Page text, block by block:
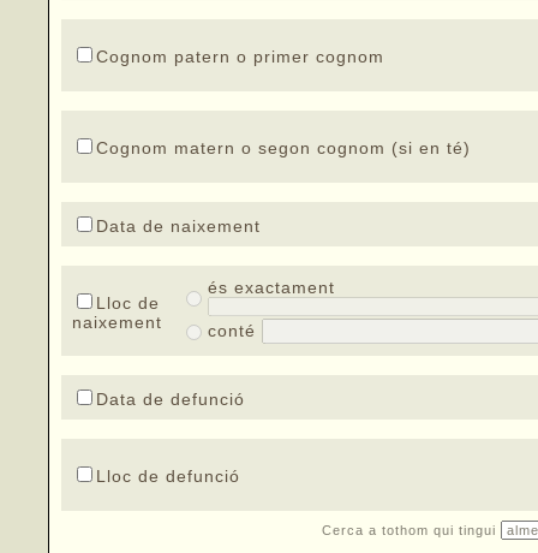
Cognom patern o primer cognom
Cognom matern o segon cognom (si en té)
Data de naixement
Lloc de
naixement
és exactament
conté
Data de defunció
Lloc de defunció
Cerca a tothom qui tingui